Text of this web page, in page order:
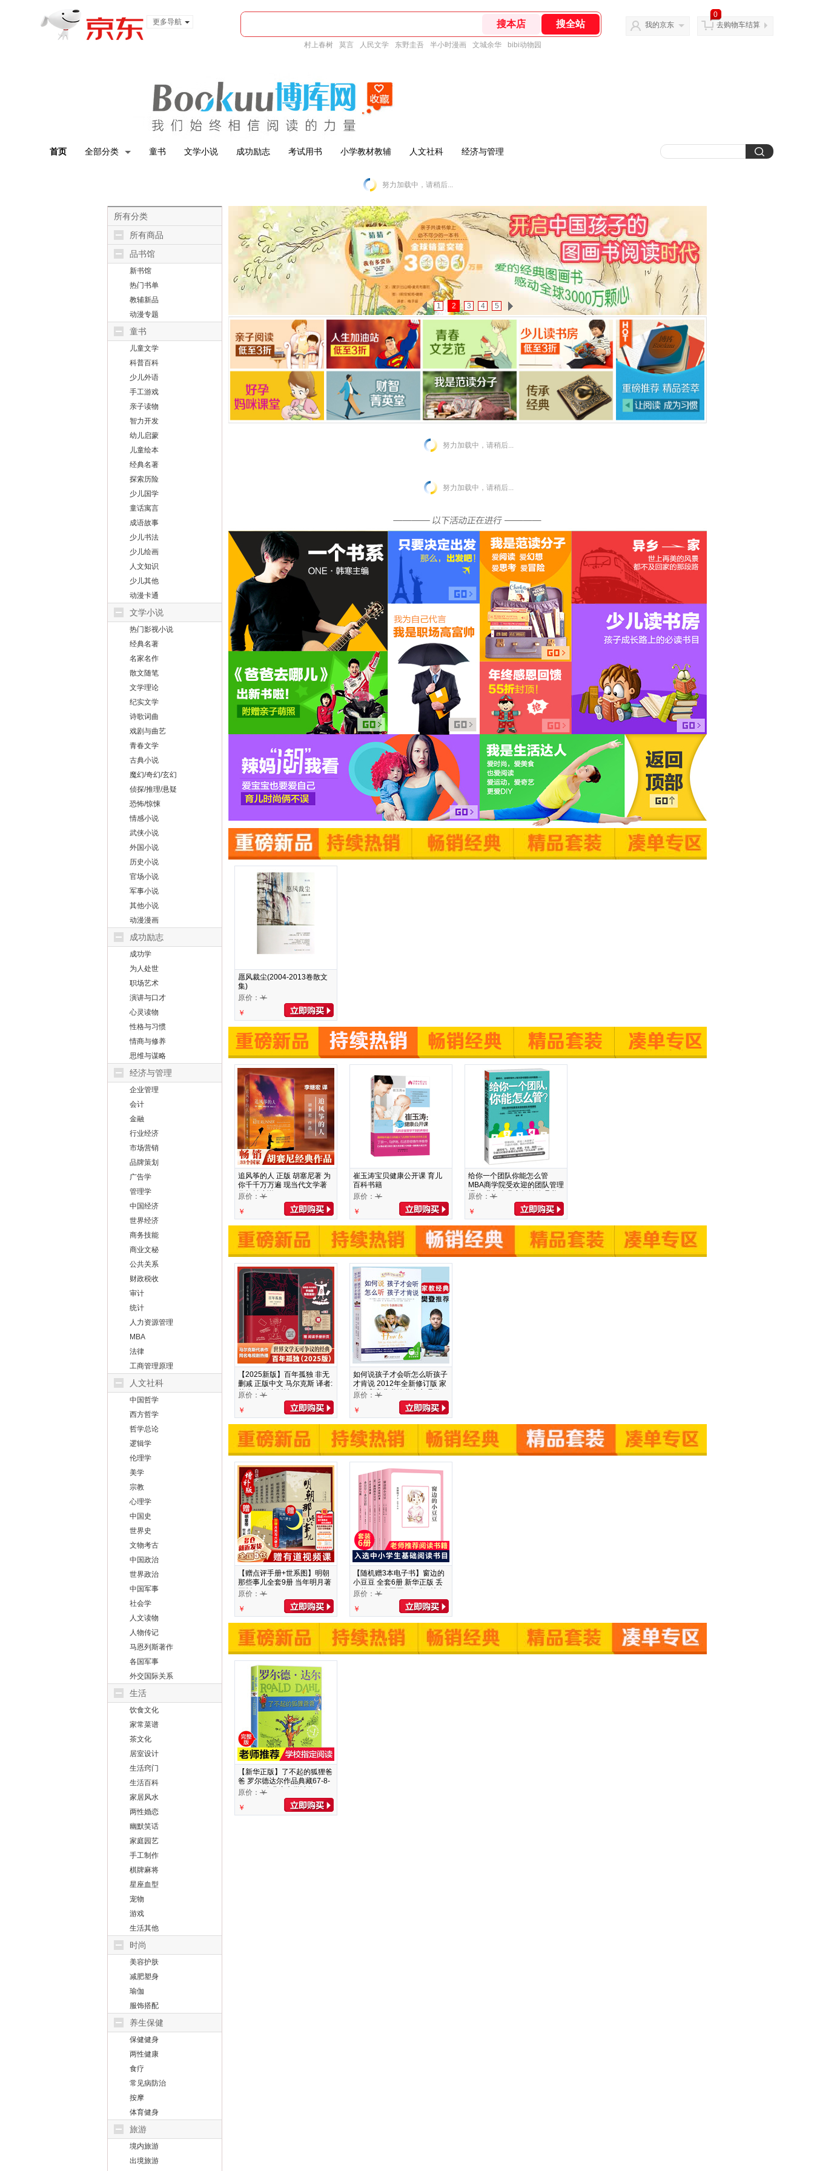
更多导航
村上春树 莫言 人民文学 东野圭吾 半小时漫画 文城余华 bibi动物园
我的京东
0
去购物车结算
首页 全部分类 童书 文学小说 成功励志 考试用书 小学教材教辅 人文社科 经济与管理
努力加载中，请稍后...
所有分类
所有商品
品书馆
新书馆
热门书单
教辅新品
动漫专题
童书
儿童文学
科普百科
少儿外语
手工游戏
亲子读物
智力开发
幼儿启蒙
儿童绘本
经典名著
探索历险
少儿国学
童话寓言
成语故事
少儿书法
少儿绘画
人文知识
少儿其他
动漫卡通
文学小说
热门影视小说
经典名著
名家名作
散文随笔
文学理论
纪实文学
诗歌词曲
戏剧与曲艺
青春文学
古典小说
魔幻/奇幻/玄幻
侦探/推理/悬疑
恐怖/惊悚
情感小说
武侠小说
外国小说
历史小说
官场小说
军事小说
其他小说
动漫漫画
成功励志
成功学
为人处世
职场艺术
演讲与口才
心灵读物
性格与习惯
情商与修养
思维与谋略
经济与管理
企业管理
会计
金融
行业经济
市场营销
品牌策划
广告学
管理学
中国经济
世界经济
商务技能
商业文秘
公共关系
财政税收
审计
统计
人力资源管理
MBA
法律
工商管理原理
人文社科
中国哲学
西方哲学
哲学总论
逻辑学
伦理学
美学
宗教
心理学
中国史
世界史
文物考古
中国政治
世界政治
中国军事
社会学
人文读物
人物传记
马恩列斯著作
各国军事
外交国际关系
生活
饮食文化
家常菜谱
茶文化
居室设计
生活窍门
生活百科
家居风水
两性婚恋
幽默笑话
家庭园艺
手工制作
棋牌麻将
星座血型
宠物
游戏
生活其他
时尚
美容护肤
减肥塑身
瑜伽
服饰搭配
养生保健
保健健身
两性健康
食疗
常见病防治
按摩
体育健身
旅游
境内旅游
出境旅游
1 2 3 4 5
努力加载中，请稍后...
努力加载中，请稍后...
愿风裁尘(2004-2013卷散文
集)
原价： ￥
￥
追风筝的人 正版 胡塞尼著 为
你千千万万遍 现当代文学著
作畅销小说
原价： ￥
￥
崔玉涛宝贝健康公开课 育儿
百科书籍
原价： ￥
￥
给你一个团队你能怎么管
MBA商学院受欢迎的团队管理
课程 业与企业家畅销管理书
原价： ￥
￥
【2025新版】百年孤独 非无
删减 正版中文 马尔克斯 译者:
范晔 南海出版社
原价： ￥
￥
如何说孩子才会听怎么听孩子
才肯说 2012年全新修订版 家
庭教育育儿书籍儿童心理学0-
原价： ￥
￥
【赠点评手册+世系图】明朝
那些事儿全套9册 当年明月著
正版
原价： ￥
￥
【随机赠3本电子书】窗边的
小豆豆 全套6册 新华正版 丢
三落四的小豆豆+小时候就在
想的事+小豆豆频道+小豆豆和
小豆豆们+小豆豆与我
原价： ￥
￥
【新华正版】了不起的狐狸爸
爸 罗尔德达尔作品典藏67-8-
9-10-12岁儿童文学读物二三
四年级小学生课外书非注音
原价： ￥
￥